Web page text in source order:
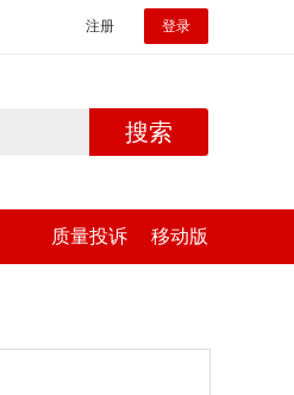
注册 登录
搜索
质量投诉 移动版